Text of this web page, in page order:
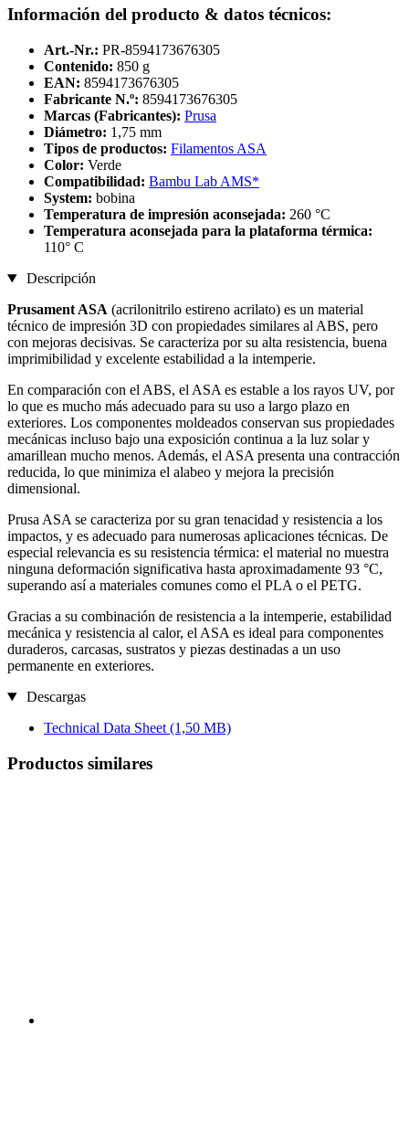
Información del producto & datos técnicos:
Art.-Nr.: PR-8594173676305
Contenido: 850 g
EAN: 8594173676305
Fabricante N.º: 8594173676305
Marcas (Fabricantes): Prusa
Diámetro: 1,75 mm
Tipos de productos: Filamentos ASA
Color: Verde
Compatibilidad: Bambu Lab AMS*
System: bobina
Temperatura de impresión aconsejada: 260 °C
Temperatura aconsejada para la plataforma térmica:
110° C
Descripción
Prusament ASA (acrilonitrilo estireno acrilato) es un material
técnico de impresión 3D con propiedades similares al ABS, pero
con mejoras decisivas. Se caracteriza por su alta resistencia, buena
imprimibilidad y excelente estabilidad a la intemperie.
En comparación con el ABS, el ASA es estable a los rayos UV, por
lo que es mucho más adecuado para su uso a largo plazo en
exteriores. Los componentes moldeados conservan sus propiedades
mecánicas incluso bajo una exposición continua a la luz solar y
amarillean mucho menos. Además, el ASA presenta una contracción
reducida, lo que minimiza el alabeo y mejora la precisión
dimensional.
Prusa ASA se caracteriza por su gran tenacidad y resistencia a los
impactos, y es adecuado para numerosas aplicaciones técnicas. De
especial relevancia es su resistencia térmica: el material no muestra
ninguna deformación significativa hasta aproximadamente 93 °C,
superando así a materiales comunes como el PLA o el PETG.
Gracias a su combinación de resistencia a la intemperie, estabilidad
mecánica y resistencia al calor, el ASA es ideal para componentes
duraderos, carcasas, sustratos y piezas destinadas a un uso
permanente en exteriores.
Descargas
Technical Data Sheet (1,50 MB)
Productos similares